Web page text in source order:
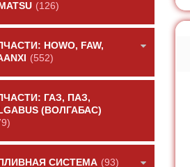
(126)
HOWO, FAW,
(552)
ГАЗ, ПАЗ,
(ВОЛГАБАС)
СИСТЕМА (93)